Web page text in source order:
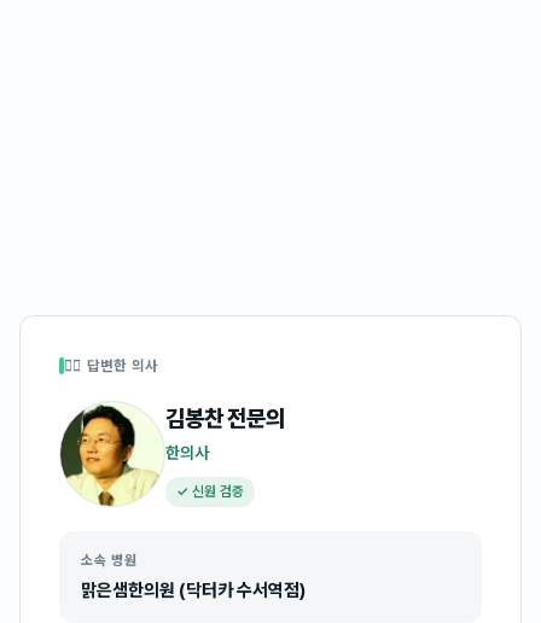
👩‍⚕️ 답변한 의사
김봉찬전문의
한의사
✓ 신원 검증
소속 병원
맑은샘한의원 (닥터카 수서역점)